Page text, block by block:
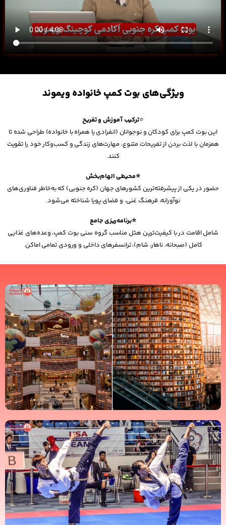
ویژگی‌های بوت کمپ خانواده ویموند
⭐ترکیب آموزش و تفریح
این بوت کمپ برای کودکان و نوجوانان (انفرادی یا همراه با خانواده) طراحی شده تا
همزمان با لذت بردن از تفریحات متنوع، مهارت‌های زندگی و کسب‌وکار خود را تقویت
کنند.
⭐محیطی الهام‌بخش
حضور در یکی از پیشرفته‌ترین کشورهای جهان (کره جنوبی) که به‌خاطر فناوری‌های
نوآورانه، فرهنگ غنی، و فضای پویا شناخته می‌شود.
⭐برنامه‌ریزی جامع
شامل اقامت در با کیفیت‌ترین هتل مناسب گروه سنی بوت کمپ، وعده‌های غذایی
کامل (صبحانه، ناهار، شام)، ترانسفرهای داخلی و ورودی تمامی اماکن.